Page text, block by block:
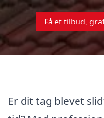
Få et tilbud,
Er dit tag blevet